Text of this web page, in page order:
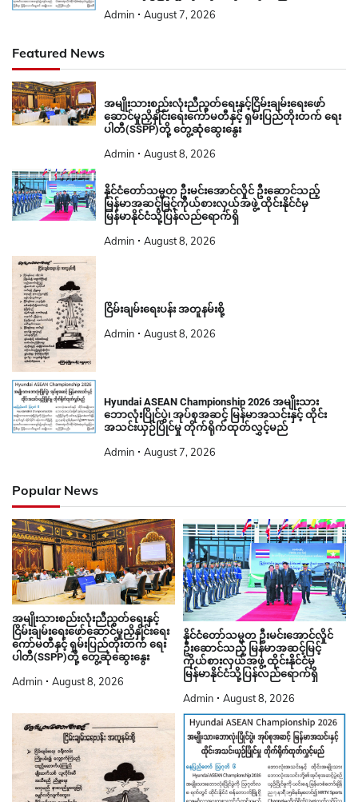
Admin August 7, 2026
Featured News
အမျိုးသားစည်းလုံးညီညွတ်ရေးနှင့်ငြိမ်းချမ်းရေးဖော်
ဆောင်မှုညှိနှိုင်းရေးကော်မတီနှင့် ရှမ်းပြည်တိုးတက် ရေး
ပါတီ(SSPP)တို့ တွေ့ဆုံဆွေးနွေး
Admin August 8, 2026
နိုင်ငံတော်သမ္မတ ဦးမင်းအောင်လှိုင် ဦးဆောင်သည့်
မြန်မာအဆင့်မြင့်ကိုယ်စားလှယ်အဖွဲ့ ထိုင်းနိုင်ငံမှ
မြန်မာနိုင်ငံသို့ပြန်လည်ရောက်ရှိ
Admin August 8, 2026
ငြိမ်းချမ်းရေးပန်း အတူနမ်းစို့
Admin August 8, 2026
Hyundai ASEAN Championship 2026 အမျိုးသား
ဘောလုံးပြိုင်ပွဲ၊ အုပ်စုအဆင့် မြန်မာအသင်းနှင့် ထိုင်း
အသင်းယှဉ်ပြိုင်မှု တိုက်ရိုက်ထုတ်လွှင့်မည်
Admin August 7, 2026
Popular News
အမျိုးသားစည်းလုံးညီညွတ်ရေးနှင့်
ငြိမ်းချမ်းရေးဖော်ဆောင်မှုညှိနှိုင်းရေး
ကော်မတီနှင့် ရှမ်းပြည်တိုးတက် ရေး
ပါတီ(SSPP)တို့ တွေ့ဆုံဆွေးနွေး
Admin August 8, 2026
နိုင်ငံတော်သမ္မတ ဦးမင်းအောင်လှိုင်
ဦးဆောင်သည့် မြန်မာအဆင့်မြင့်
ကိုယ်စားလှယ်အဖွဲ့ ထိုင်းနိုင်ငံမှ
မြန်မာနိုင်ငံသို့ပြန်လည်ရောက်ရှိ
Admin August 8, 2026